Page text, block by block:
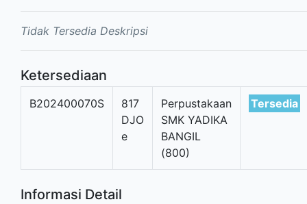
Tidak Tersedia Deskripsi
Ketersediaan
B202400070S
817
DJO
e
Perpustakaan
SMK YADIKA
BANGIL
(800)
Tersedia
Informasi Detail